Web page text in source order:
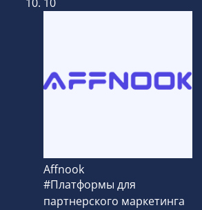
Affnook
#Платформы для
партнерского маркетинга